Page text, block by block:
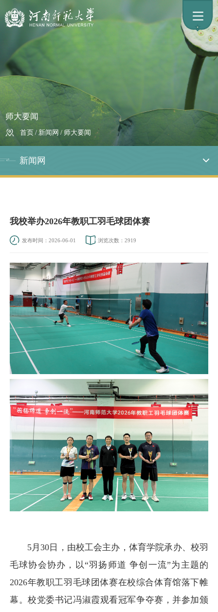
师大要闻
首页 / 新闻网 / 师大要闻
新闻网
我校举办2026年教职工羽毛球团体赛
发布时间：2026-06-01 浏览次数： 2919
5月30日，由校工会主办，体育学院承办、校羽
毛球协会协办，以“羽扬师道 争创一流”为主题的
2026年教职工羽毛球团体赛在校综合体育馆落下帷
幕。校党委书记冯淑霞观看冠军争夺赛，并参加颁